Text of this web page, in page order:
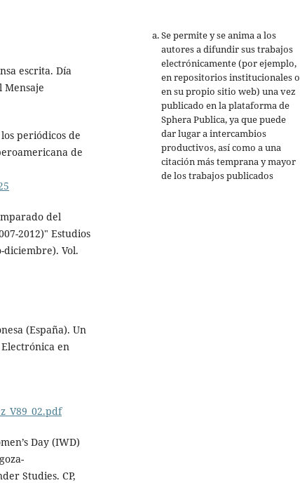
escrita. Día
Mensaje
periódicos de
de
del
2012)" Estudios
diciembre). Vol.
(España). Un
en
Day (IWD)
Studies. CP,
Se permite y se anima a los
autores a difundir sus trabajos
electrónicamente (por ejemplo,
en repositorios institucionales o
en su propio sitio web) una vez
publicado en la plataforma de
Sphera Publica, ya que puede
dar lugar a intercambios
productivos, así como a una
citación más temprana y mayor
de los trabajos publicados